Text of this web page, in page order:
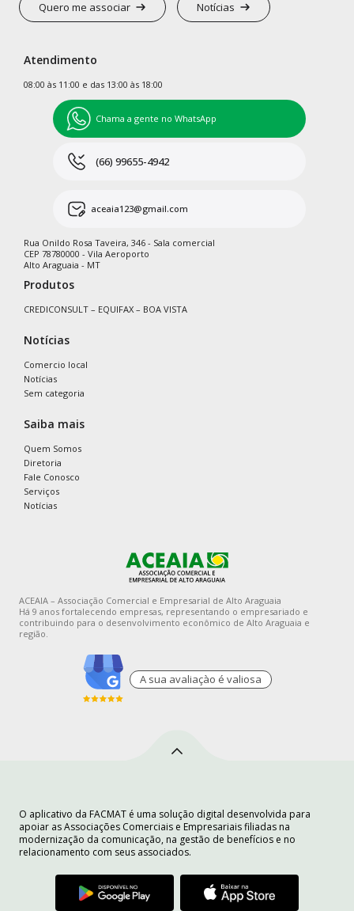
Quero me associar Notícias
Atendimento
08:00 às 11:00 e das 13:00 às 18:00
Chama a gente no WhatsApp
(66) 99655-4942
aceaia123@gmail.com
Rua Onildo Rosa Taveira, 346 - Sala comercial
CEP 78780000 - Vila Aeroporto
Alto Araguaia - MT
Produtos
CREDICONSULT – EQUIFAX – BOA VISTA
Notícias
Comercio local
Notícias
Sem categoria
Saiba mais
Quem Somos
Diretoria
Fale Conosco
Serviços
Notícias
ACEAIA – Associação Comercial e Empresarial de Alto Araguaia
Há 9 anos fortalecendo empresas, representando o empresariado e
contribuindo para o desenvolvimento econômico de Alto Araguaia e
região.
A sua avaliaçào é valiosa
O aplicativo da FACMAT é uma solução digital desenvolvida para
apoiar as Associações Comerciais e Empresariais filiadas na
modernização da comunicação, na gestão de benefícios e no
relacionamento com seus associados.